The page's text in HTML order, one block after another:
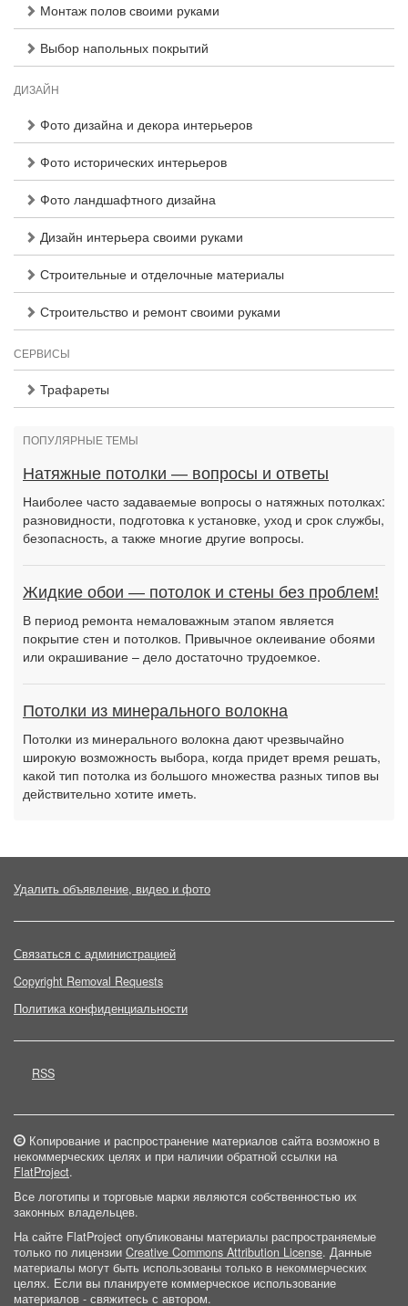
Монтаж полов своими руками
Выбор напольных покрытий
ДИЗАЙН
Фото дизайна и декора интерьеров
Фото исторических интерьеров
Фото ландшафтного дизайна
Дизайн интерьера своими руками
Строительные и отделочные материалы
Строительство и ремонт своими руками
СЕРВИСЫ
Трафареты
ПОПУЛЯРНЫЕ ТЕМЫ
Натяжные потолки — вопросы и ответы
Наиболее часто задаваемые вопросы о натяжных потолках:
разновидности, подготовка к установке, уход и срок службы,
безопасность, а также многие другие вопросы.
Жидкие обои — потолок и стены без проблем!
В период ремонта немаловажным этапом является
покрытие стен и потолков. Привычное оклеивание обоями
или окрашивание – дело достаточно трудоемкое.
Потолки из минерального волокна
Потолки из минерального волокна дают чрезвычайно
широкую возможность выбора, когда придет время решать,
какой тип потолка из большого множества разных типов вы
действительно хотите иметь.
Удалить объявление, видео и фото
Связаться с администрацией
Copyright Removal Requests
Политика конфиденциальности
RSS
Копирование и распространение материалов сайта возможно в
некоммерческих целях и при наличии обратной ссылки на
FlatProject.
Все логотипы и торговые марки являются собственностью их
законных владельцев.
На сайте FlatProject опубликованы материалы распространяемые
только по лицензии Creative Commons Attribution License. Данные
материалы могут быть использованы только в некоммерческих
целях. Если вы планируете коммерческое использование
материалов - свяжитесь с автором.